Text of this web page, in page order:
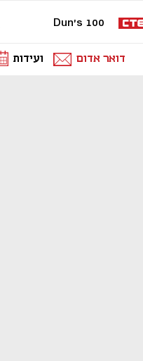
Dun's 100
דואר אדום ועידות